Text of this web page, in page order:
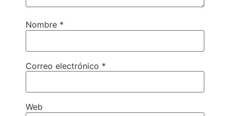
Nombre *
Correo electrónico *
Web